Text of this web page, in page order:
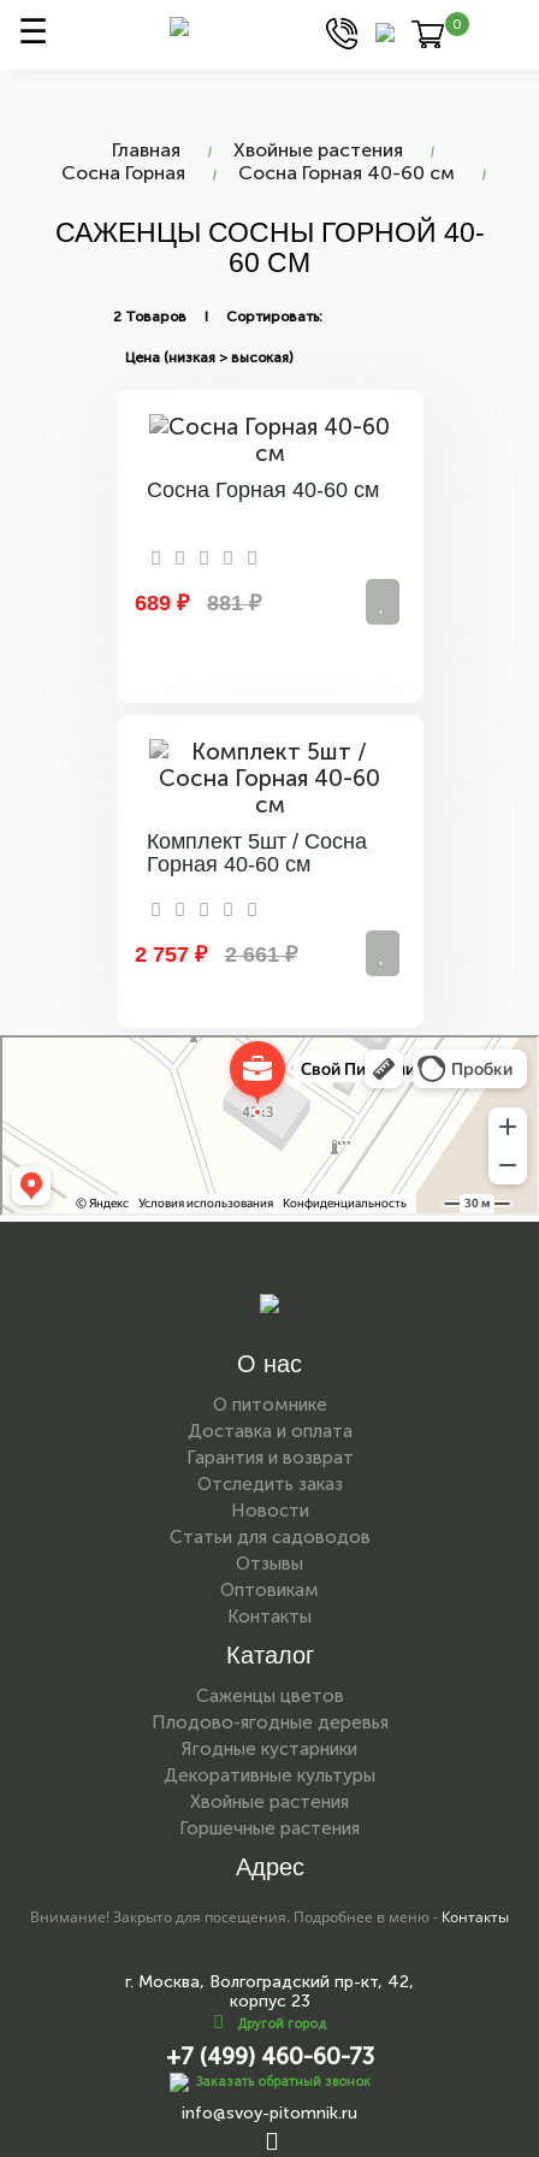
0
Главная
Хвойные растения
Сосна Горная
Сосна Горная 40-60 см
САЖЕНЦЫ СОСНЫ ГОРНОЙ 40-
60 СМ
2 Товаров I Сортировать:
Сосна Горная 40-60 см
689 ₽ 881 ₽
Комплект 5шт / Сосна
Горная 40-60 см
2 757 ₽ 2 661 ₽
Питомник растений в Москве
Садовый центр в Москве
О нас
О питомнике
Доставка и оплата
Гарантия и возврат
Отследить заказ
Новости
Статьи для садоводов
Отзывы
Оптовикам
Контакты
Каталог
Саженцы цветов
Плодово-ягодные деревья
Ягодные кустарники
Декоративные культуры
Хвойные растения
Горшечные растения
Адрес
Внимание! Закрыто для посещения. Подробнее в меню - Контакты
г. Москва, Волгоградский пр-кт, 42,
корпус 23
Другой город
+7 (499) 460-60-73
Заказать обратный звонок
info@svoy-pitomnik.ru